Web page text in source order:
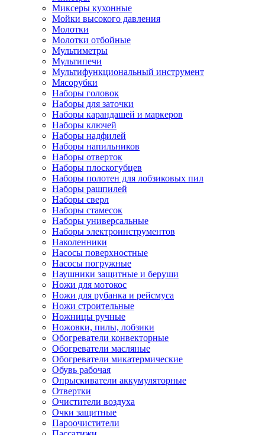
Миксеры кухонные
Мойки высокого давления
Молотки
Молотки отбойные
Мультиметры
Мультипечи
Мультифункциональный инструмент
Мясорубки
Наборы головок
Наборы для заточки
Наборы карандашей и маркеров
Наборы ключей
Наборы надфилей
Наборы напильников
Наборы отверток
Наборы плоскогубцев
Наборы полотен для лобзиковых пил
Наборы рашпилей
Наборы сверл
Наборы стамесок
Наборы универсальные
Наборы электроинструментов
Наколенники
Насосы поверхностные
Насосы погружные
Наушники защитные и беруши
Ножи для мотокос
Ножи для рубанка и рейсмуса
Ножи строительные
Ножницы ручные
Ножовки, пилы, лобзики
Обогреватели конвекторные
Обогреватели масляные
Обогреватели микатермические
Обувь рабочая
Опрыскиватели аккумуляторные
Отвертки
Очистители воздуха
Очки защитные
Пароочистители